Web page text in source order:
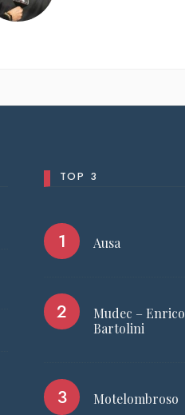
TOP 3
Ausa
Mudec – Enrico
Bartolini
Motelombroso